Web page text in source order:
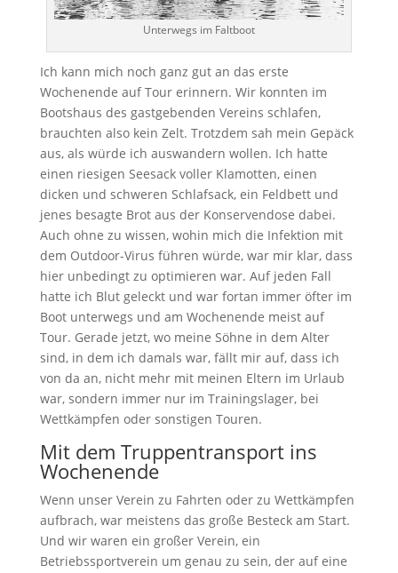
Unterwegs im Faltboot
Ich kann mich noch ganz gut an das erste
Wochenende auf Tour erinnern. Wir konnten im
Bootshaus des gastgebenden Vereins schlafen,
brauchten also kein Zelt. Trotzdem sah mein Gepäck
aus, als würde ich auswandern wollen. Ich hatte
einen riesigen Seesack voller Klamotten, einen
dicken und schweren Schlafsack, ein Feldbett und
jenes besagte Brot aus der Konservendose dabei.
Auch ohne zu wissen, wohin mich die Infektion mit
dem Outdoor-Virus führen würde, war mir klar, dass
hier unbedingt zu optimieren war. Auf jeden Fall
hatte ich Blut geleckt und war fortan immer öfter im
Boot unterwegs und am Wochenende meist auf
Tour. Gerade jetzt, wo meine Söhne in dem Alter
sind, in dem ich damals war, fällt mir auf, dass ich
von da an, nicht mehr mit meinen Eltern im Urlaub
war, sondern immer nur im Trainingslager, bei
Wettkämpfen oder sonstigen Touren.
Mit dem Truppentransport ins
Wochenende
Wenn unser Verein zu Fahrten oder zu Wettkämpfen
aufbrach, war meistens das große Besteck am Start.
Und wir waren ein großer Verein, ein
Betriebssportverein um genau zu sein, der auf eine